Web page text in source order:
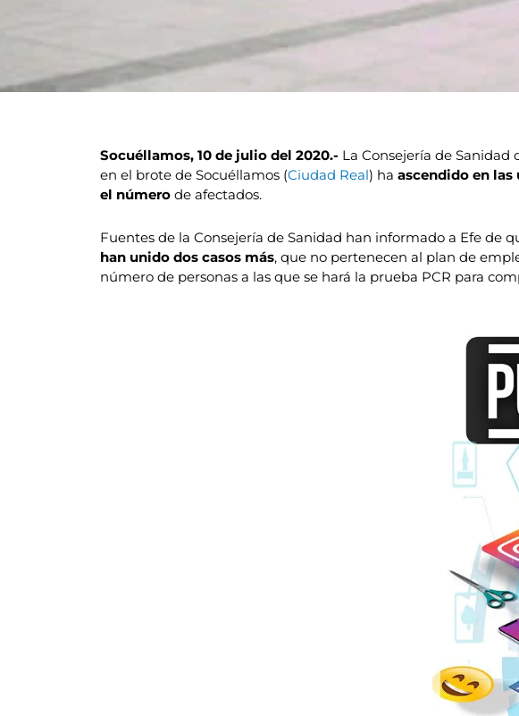
Socuéllamos, 10 de julio del 2020.- La Consejería de Sanidad
en el brote de Socuéllamos (Ciudad Real) ha ascendido en las
el número de afectados.
Fuentes de la Consejería de Sanidad han informado a Efe de
han unido dos casos más, que no pertenecen al plan de
número de personas a las que se hará la prueba PCR para